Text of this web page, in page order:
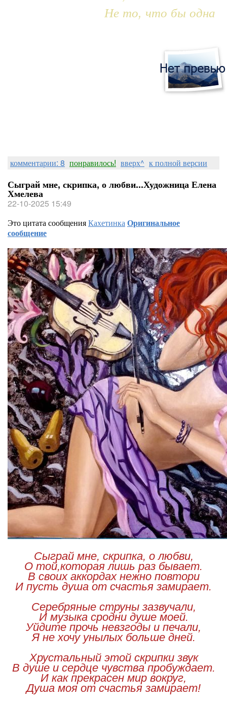
Не то, что бы одна
комментарии: 8 понравилось! вверх^ к полной версии
Сыграй мне, скрипка, о любви...Художница Елена
Хмелева
22-10-2025 15:49
Это цитата сообщенияКахетинкаОригинальное
сообщение
Сыграй мне, скрипка, о любви,
О той,которая лишь раз бывает.
В своих аккордах нежно повтори
И пусть душа от счастья замирает.
Серебряные струны зазвучали,
И музыка сродни душе моей.
Уйдите прочь невзгоды и печали,
Я не хочу унылых больше дней.
Хрустальный этой скрипки звук
В душе и сердце чувства пробуждает.
И как прекрасен мир вокруг,
Душа моя от счастья замирает!